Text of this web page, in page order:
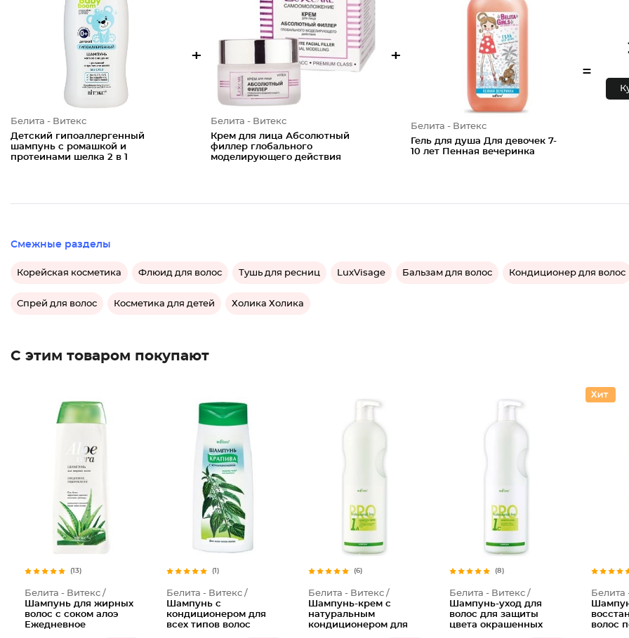
Белита - Витекс
Детский гипоаллергенный
шампунь с ромашкой и
протеинами шелка 2 в 1
+
Белита - Витекс
Крем для лица Абсолютный
филлер глобального
моделирующего действия
+
Белита - Витекс
Гель для душа Для девочек 7-
10 лет Пенная вечеринка
=
Смежные разделы
Корейская косметика Флюид для волос Тушь для ресниц LuxVisage Бальзам для волос Кондиционер для волос
Спрей для волос Косметика для детей Холика Холика
С этим товаром покупают
(13)
Белита - Витекс /
Шампунь для жирных
волос с соком алоэ
Ежедневное
(1)
Белита - Витекс /
Шампунь с
кондиционером для
всех типов волос
(6)
Белита - Витекс /
Шампунь-крем с
натуральным
кондиционером для
(8)
Белита - Витекс /
Шампунь-уход для
волос для защиты
цвета окрашенных
Белита
волос